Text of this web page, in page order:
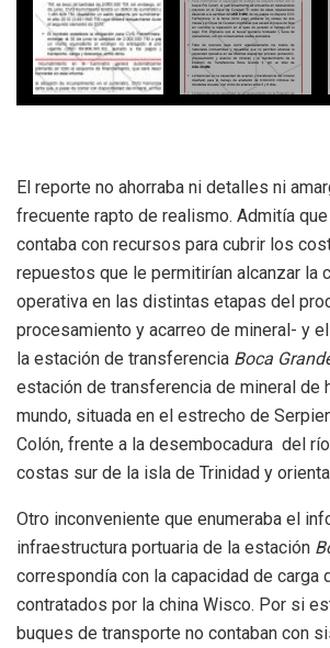
El reporte no ahorraba ni detalles ni
frecuente rapto de realismo. Admitía
contaba con recursos para cubrir los
repuestos que le permitirían alcanzar la
operativa en las distintas etapas del
procesamiento y acarreo de mineral- y
la estación de transferencia Boca
estación de transferencia de mineral de
mundo, situada en el estrecho de
Colón, frente a la desembocadura del
costas sur de la isla de Trinidad y
Otro inconveniente que enumeraba el
infraestructura portuaria de la estación
correspondía con la capacidad de carga
contratados por la china Wisco. Por si
buques de transporte no contaban con